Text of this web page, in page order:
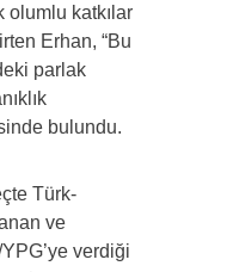
katkılar
Erhan, “Bu
parlak
bulundu.
Türk-
ve
verdiği